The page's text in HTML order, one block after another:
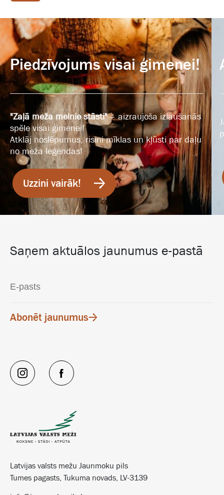
Piedzīvojums visai ģimenei!
"Zaļā meža melnie stāsti"– aizraujoša izlaušanās
spēle visai ģimenei!
Atklāj noslēpumus, risini mīklas un kļūsti par daļu
no meža leģendas!
Uzzini vairāk!
Latvijas valsts mežu Jaunmoku pils
Tumes pagasts, Tukuma novads, LV-3139
Saņem aktuālos jaunumus e-pastā
Abonēt jaunumus